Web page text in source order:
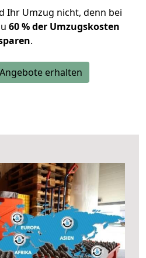
Ihr Umzug nicht, denn bei
60 % der Umzugskosten
.
erhalten